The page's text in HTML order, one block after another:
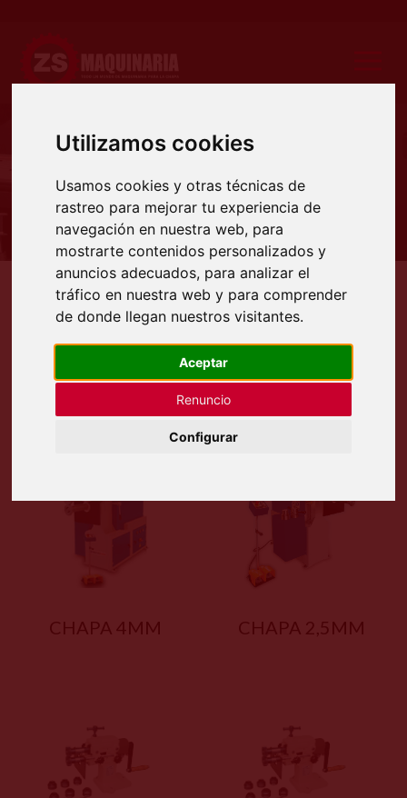
Utilizamos cookies
Usamos cookies y otras técnicas de
rastreo para mejorar tu experiencia de
navegación en nuestra web, para
mostrarte contenidos personalizados y
anuncios adecuados, para analizar el
tráfico en nuestra web y para comprender
de donde llegan nuestros visitantes.
Aceptar
Renuncio
Configurar
Productos
Productos Deformadoras Bordonadoras
BORDONADORAS
BORDONADORAS de CHAPA con APRIETE
CHAPA 4MM CHAPA 2,5MM